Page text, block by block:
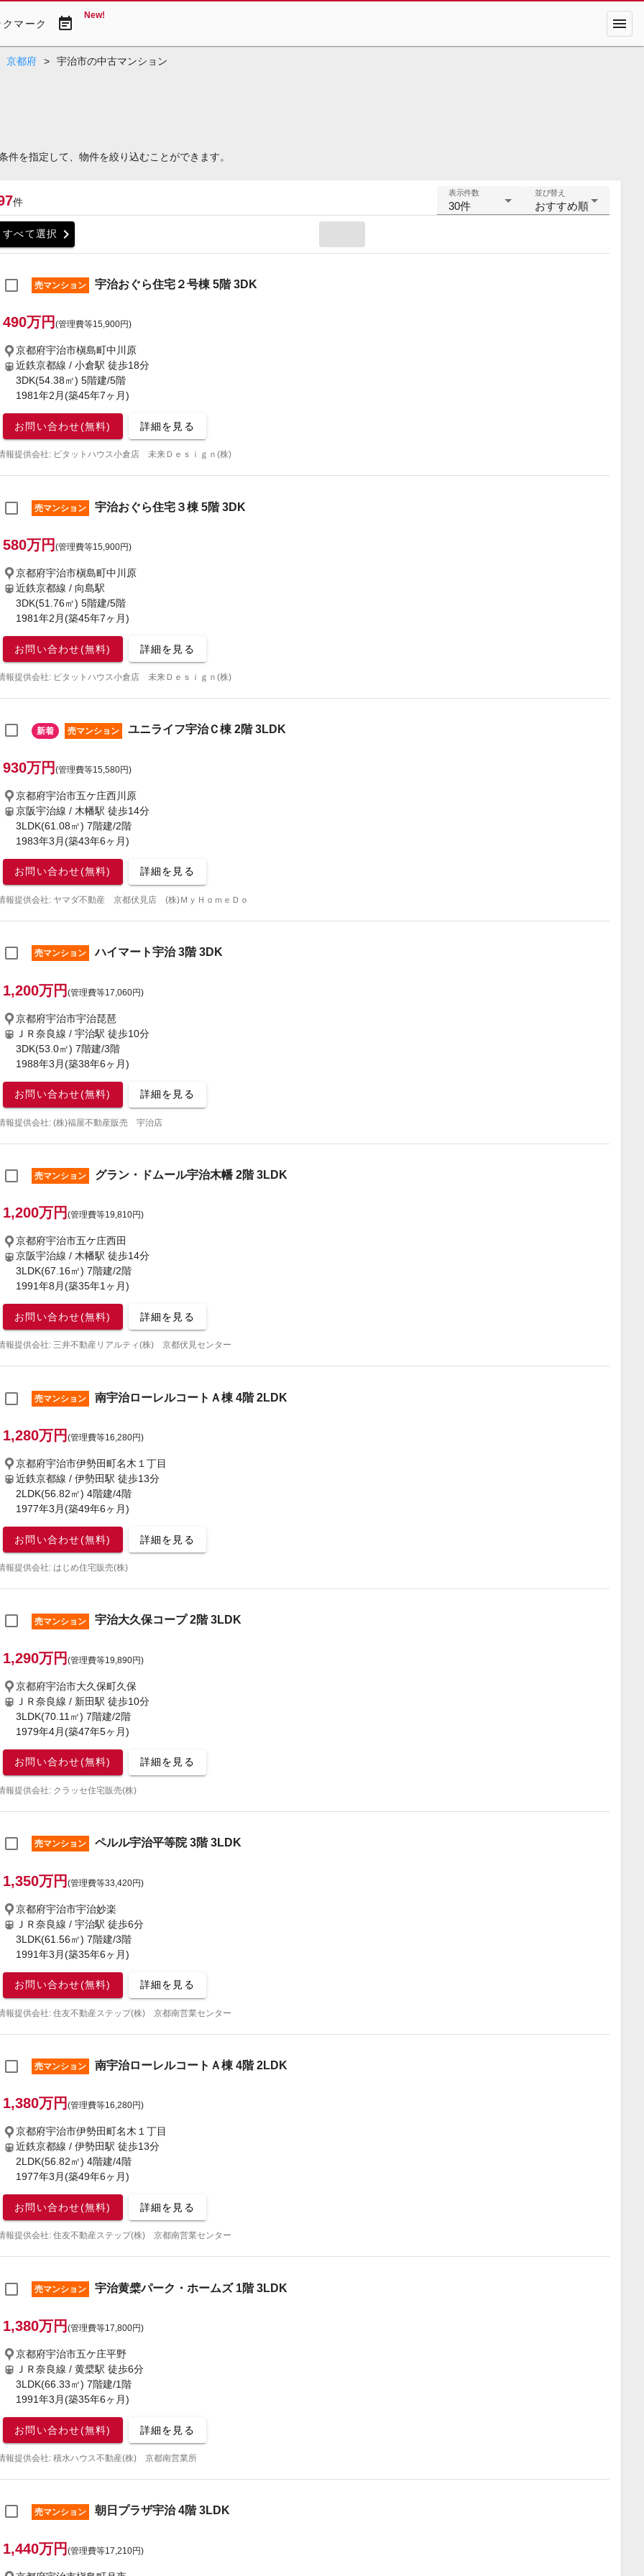
クマーク event_note New! menu
京都府 > 宇治市の中古マンション
を指定して、物件を絞り込むことができます。
件
表示件数
30件
並び替え
おすすめ順
すべて選択 chevron_right
売マンション 宇治おぐら住宅２号棟 5階 3DK
490万円 (管理費等15,900円)
京都府宇治市槇島町中川原
近鉄京都線 / 小倉駅 徒歩18分
3DK(54.38㎡) 5階建/5階
1981年2月(築45年7ヶ月)
お問い合わせ(無料) 詳細を見る
報提供会社: ピタットハウス小倉店 未来Ｄｅｓｉｇｎ(株)
売マンション 宇治おぐら住宅３棟 5階 3DK
580万円 (管理費等15,900円)
京都府宇治市槇島町中川原
近鉄京都線 / 向島駅
3DK(51.76㎡) 5階建/5階
1981年2月(築45年7ヶ月)
お問い合わせ(無料) 詳細を見る
報提供会社: ピタットハウス小倉店 未来Ｄｅｓｉｇｎ(株)
新着 売マンション ユニライフ宇治Ｃ棟 2階 3LDK
930万円 (管理費等15,580円)
京都府宇治市五ケ庄西川原
京阪宇治線 / 木幡駅 徒歩14分
3LDK(61.08㎡) 7階建/2階
1983年3月(築43年6ヶ月)
お問い合わせ(無料) 詳細を見る
報提供会社: ヤマダ不動産 京都伏見店 (株)ＭｙＨｏｍｅＤｏ
売マンション ハイマート宇治 3階 3DK
1,200万円 (管理費等17,060円)
京都府宇治市宇治琵琶
ＪＲ奈良線 / 宇治駅 徒歩10分
3DK(53.0㎡) 7階建/3階
1988年3月(築38年6ヶ月)
お問い合わせ(無料) 詳細を見る
報提供会社: (株)福屋不動産販売 宇治店
売マンション グラン・ドムール宇治木幡 2階 3LDK
1,200万円 (管理費等19,810円)
京都府宇治市五ケ庄西田
京阪宇治線 / 木幡駅 徒歩14分
3LDK(67.16㎡) 7階建/2階
1991年8月(築35年1ヶ月)
お問い合わせ(無料) 詳細を見る
報提供会社: 三井不動産リアルティ(株) 京都伏見センター
売マンション 南宇治ローレルコートＡ棟 4階 2LDK
1,280万円 (管理費等16,280円)
京都府宇治市伊勢田町名木１丁目
近鉄京都線 / 伊勢田駅 徒歩13分
2LDK(56.82㎡) 4階建/4階
1977年3月(築49年6ヶ月)
お問い合わせ(無料) 詳細を見る
報提供会社: はじめ住宅販売(株)
売マンション 宇治大久保コープ 2階 3LDK
1,290万円 (管理費等19,890円)
京都府宇治市大久保町久保
ＪＲ奈良線 / 新田駅 徒歩10分
3LDK(70.11㎡) 7階建/2階
1979年4月(築47年5ヶ月)
お問い合わせ(無料) 詳細を見る
報提供会社: クラッセ住宅販売(株)
売マンション ペルル宇治平等院 3階 3LDK
1,350万円 (管理費等33,420円)
京都府宇治市宇治妙楽
ＪＲ奈良線 / 宇治駅 徒歩6分
3LDK(61.56㎡) 7階建/3階
1991年3月(築35年6ヶ月)
お問い合わせ(無料) 詳細を見る
報提供会社: 住友不動産ステップ(株) 京都南営業センター
売マンション 南宇治ローレルコートＡ棟 4階 2LDK
1,380万円 (管理費等16,280円)
京都府宇治市伊勢田町名木１丁目
近鉄京都線 / 伊勢田駅 徒歩13分
2LDK(56.82㎡) 4階建/4階
1977年3月(築49年6ヶ月)
お問い合わせ(無料) 詳細を見る
報提供会社: 住友不動産ステップ(株) 京都南営業センター
売マンション 宇治黄檗パーク・ホームズ 1階 3LDK
1,380万円 (管理費等17,800円)
京都府宇治市五ケ庄平野
ＪＲ奈良線 / 黄檗駅 徒歩6分
3LDK(66.33㎡) 7階建/1階
1991年3月(築35年6ヶ月)
お問い合わせ(無料) 詳細を見る
報提供会社: 積水ハウス不動産(株) 京都南営業所
売マンション 朝日プラザ宇治 4階 3LDK
1,440万円 (管理費等17,210円)